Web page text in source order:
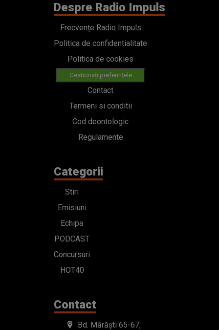
Despre Radio Impuls
Frecvențe Radio Impuls
Politica de confidentialitate
Politica de cookies
Gestionați preferințele
Contact
Termeni si conditii
Cod deontologic
Regulamente
Categorii
Stiri
Emisiuni
Echipa
PODCAST
Concursuri
HOT40
Contact
Bd. Mărăști 65-67,